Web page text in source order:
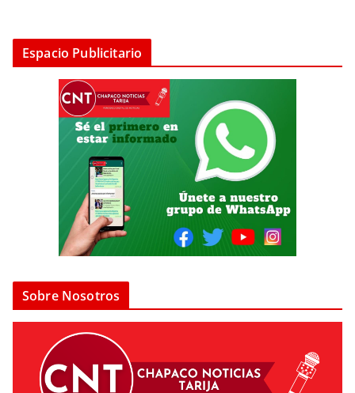
Espacio Publicitario
Sobre Nosotros